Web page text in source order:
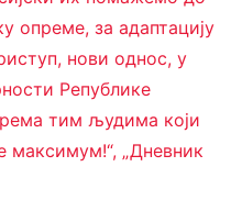
опреме, за адаптацију
нови однос, у
Републике
тим људима који
максимум!“, „Дневник